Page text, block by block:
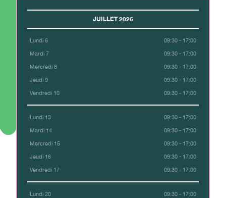
JUILLET 2026
Lundi 6 09:30 - 17:00
Mardi 7 09:30 - 17:00
Mercredi 8 09:30 - 17:00
Jeudi 9 09:30 - 17:00
Vendredi 10 09:30 - 17:00
Lundi 13 09:30 - 17:00
Mardi 14 09:30 - 17:00
Mercredi 15 09:30 - 17:00
Jeudi 16 09:30 - 17:00
Vendredi 17 09:30 - 17:00
Lundi 20 09:30 - 17:00